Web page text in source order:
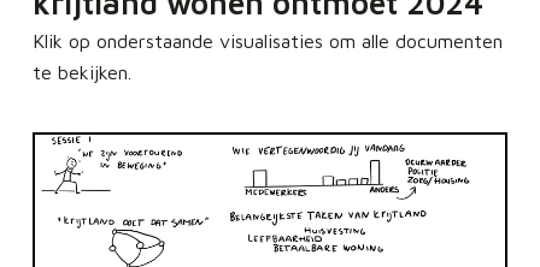
Klik op onderstaande visualisaties om alle documenten
te bekijken.